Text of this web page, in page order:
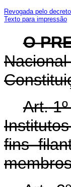
Revogada pelo
Texto para impressão
O
Art.1º
fins